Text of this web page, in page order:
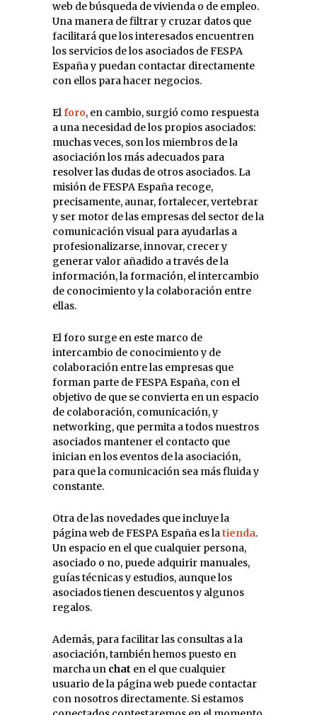
web de búsqueda de vivienda o de empleo.
Una manera de filtrar y cruzar datos que
facilitará que los interesados encuentren
los servicios de los asociados de FESPA
España y puedan contactar directamente
con ellos para hacer negocios.
Elforo, en cambio, surgió como respuesta
a una necesidad de los propios asociados:
muchas veces, son los miembros de la
asociación los más adecuados para
resolver las dudas de otros asociados. La
misión de FESPA España recoge,
precisamente, aunar, fortalecer, vertebrar
y ser motor de las empresas del sector de la
comunicación visual para ayudarlas a
profesionalizarse, innovar, crecer y
generar valor añadido a través de la
información, la formación, el intercambio
de conocimiento y la colaboración entre
ellas.
El foro surge en este marco de
intercambio de conocimiento y de
colaboración entre las empresas que
forman parte de FESPA España, con el
objetivo de que se convierta en un espacio
de colaboración, comunicación, y
networking, que permita a todos nuestros
asociados mantener el contacto que
inician en los eventos de la asociación,
para que la comunicación sea más fluida y
constante.
Otra de las novedades que incluye la
página web de FESPA España es latienda.
Un espacio en el que cualquier persona,
asociado o no, puede adquirir manuales,
guías técnicas y estudios, aunque los
asociados tienen descuentos y algunos
regalos.
Además, para facilitar las consultas a la
asociación, también hemos puesto en
marcha un chat en el que cualquier
usuario de la página web puede contactar
con nosotros directamente. Si estamos